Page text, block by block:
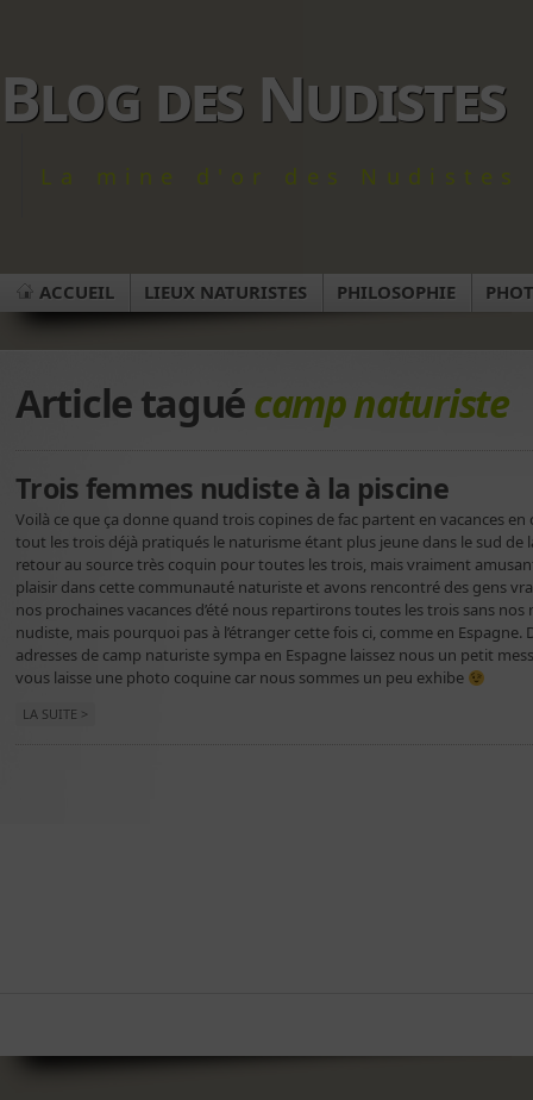
Blog des Nudistes
La mine d'or des
ACCUEIL LIEUX NATURISTES PHILOSOPHIE
Article taguécamp naturiste
Trois femmes nudiste à la piscine
Voilà ce que ça donne quand trois copines de fac partent en vacances
tout les trois déjà pratiqués le naturisme étant plus jeune dans le sud de
retour au source très coquin pour toutes les trois, mais vraiment
plaisir dans cette communauté naturiste et avons rencontré des gens
nos prochaines vacances d’été nous repartirons toutes les trois sans
nudiste, mais pourquoi pas à l’étranger cette fois ci, comme en Espagne.
adresses de camp naturiste sympa en Espagne laissez nous un petit
vous laisse une photo coquine car nous sommes un peu exhibe
LA SUITE >